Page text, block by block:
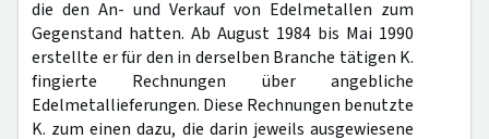
die den An- und Verkauf von Edelmetallen zum
Gegenstand hatten. Ab August 1984 bis Mai 1990
erstellte er für den in derselben Branche tätigen K.
fingierte Rechnungen über angebliche
Edelmetallieferungen. Diese Rechnungen benutzte
K. zum einen dazu, die darin jeweils ausgewiesene